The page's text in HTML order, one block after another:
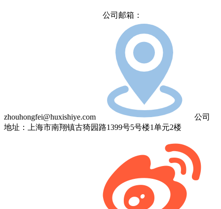
公司邮箱：
zhouhongfei@huxishiye.com
公司
地址：上海市南翔镇古猗园路1399号5号楼1单元2楼